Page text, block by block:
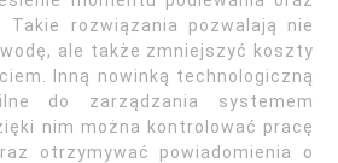
Takie rozwiązania pozwalają nie
ale także zmniejszyć koszty
Inną nowinką technologiczną
do zarządzania systemem
nim można kontrolować pracę
otrzymywać powiadomienia o